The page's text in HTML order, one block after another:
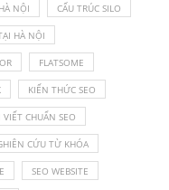
NỘI CẤU TRÚC SILO
HÀ NỘI
FLATSOME
KIẾN THỨC SEO
VIẾT CHUẨN SEO
CỨU TỪ KHÓA
SEO WEBSITE